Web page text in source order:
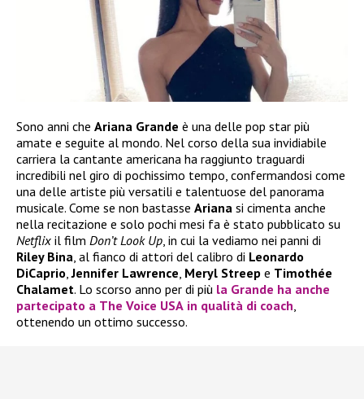
Sono anni che Ariana Grande è una delle pop star più
amate e seguite al mondo. Nel corso della sua invidiabile
carriera la cantante americana ha raggiunto traguardi
incredibili nel giro di pochissimo tempo, confermandosi come
una delle artiste più versatili e talentuose del panorama
musicale. Come se non bastasse Ariana si cimenta anche
nella recitazione e solo pochi mesi fa è stato pubblicato su
Netflix il film Don’t Look Up , in cui la vediamo nei panni di
Riley Bina , al fianco di attori del calibro di Leonardo
DiCaprio ,Jennifer Lawrence Meryl Streep e Timothée
Chalamet. Lo scorso anno per di più la Grande ha anche
partecipato a The Voice USA in qualità di coach
ottenendo un ottimo successo.